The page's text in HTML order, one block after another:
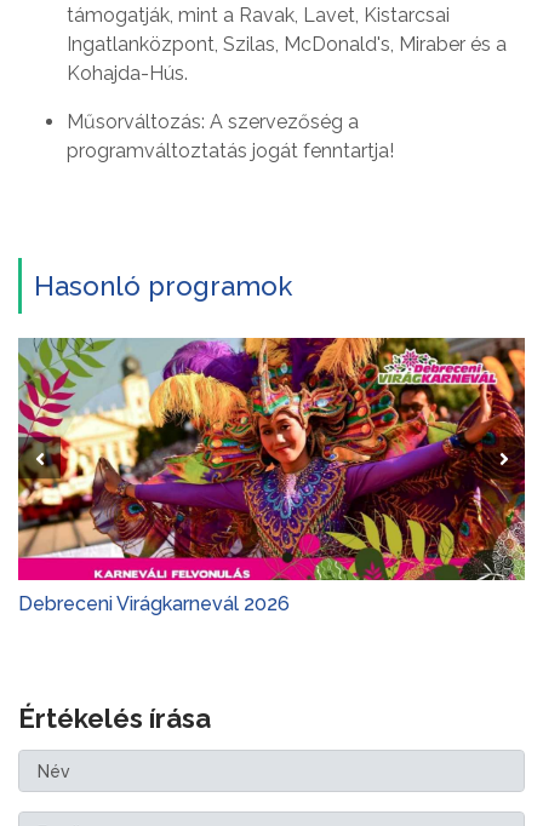
támogatják, mint a Ravak, Lavet, Kistarcsai
Ingatlanközpont, Szilas, McDonald's, Miraber és a
Kohajda-Hús.
Műsorváltozás: A szervezőség a
programváltoztatás jogát fenntartja!
Hasonló programok
Debreceni Virágkarnevál 2026
Értékelés írása